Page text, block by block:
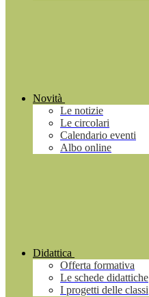
Novità
Le notizie
Le circolari
Calendario eventi
Albo online
Didattica
Offerta formativa
Le schede didattiche
I progetti delle classi